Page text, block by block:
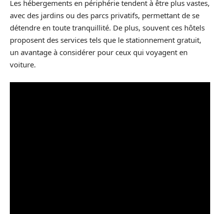
Les hébergements en périphérie tendent à être plus vastes,
avec des jardins ou des parcs privatifs, permettant de se
détendre en toute tranquillité. De plus, souvent ces hôtels
proposent des services tels que le stationnement gratuit,
un avantage à considérer pour ceux qui voyagent en
voiture.